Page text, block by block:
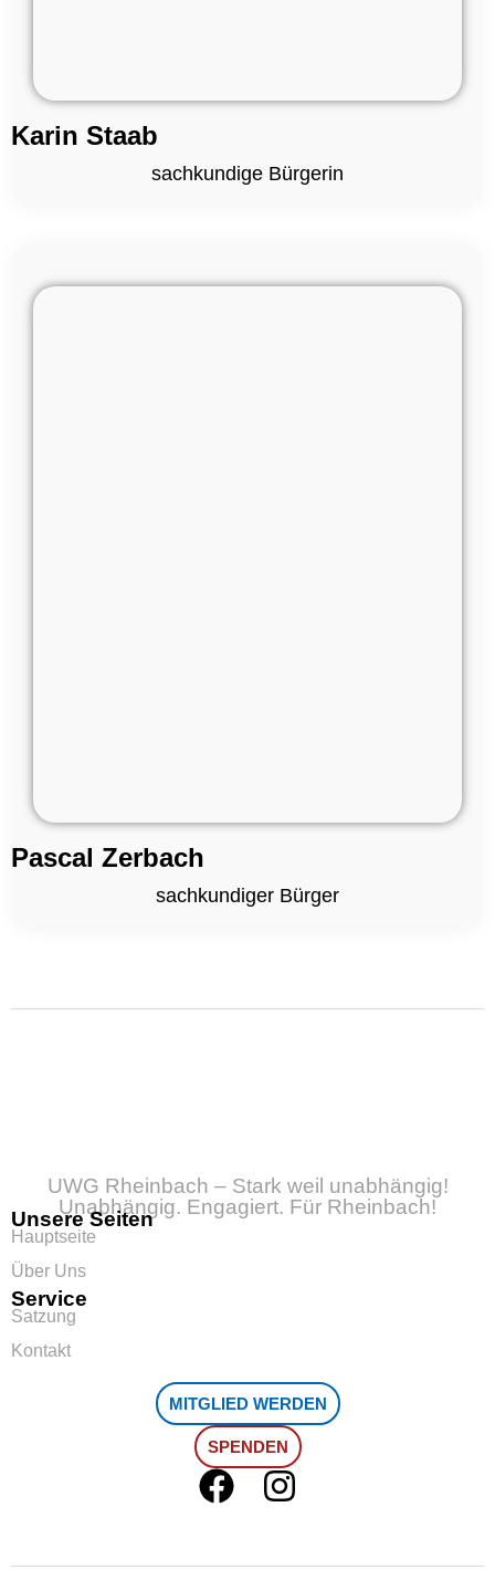
Karin Staab
sachkundige Bürgerin
Pascal Zerbach
sachkundiger Bürger
UWG Rheinbach – Stark weil unabhängig!
Unabhängig. Engagiert. Für Rheinbach!
Unsere Seiten
Hauptseite
Über Uns
Service
Satzung
Kontakt
MITGLIED WERDEN
SPENDEN